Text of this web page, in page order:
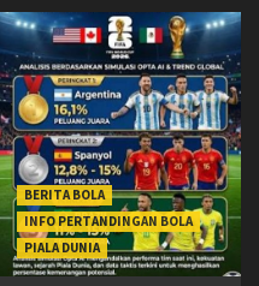
BERITA BOLA
INFO PERTANDINGAN BOLA
PIALA DUNIA